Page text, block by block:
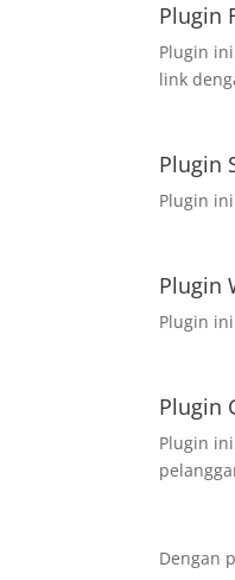
Plugin
Plugin
link
Plugin
Plugin
Plugin
Plugin
Plugin
Plugin
Dengan